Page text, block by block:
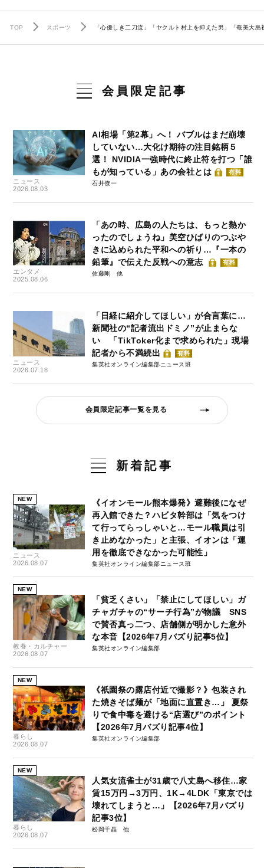
TOP スポーツ 「心優しき二刀流」「ヤクルト村上を抑えた男」「奄美大
会員限定記事
ニュース
2026.08.03
AI相場「第2幕」へ！ バブルはまだ崩壊
していない…大化け期待の注目銘柄５
選！ NVIDIA一強時代に終止符を打つ「誰
もが知っている」あの会社とは
有料
石井僚一
エンタメ
2025.08.06
「あの時、広島の人たちは、もっと熱か
ったのでしょうね」美空ひばりのつぶや
きに込められた平和への祈り…『一本の
鉛筆』で伝えた反戦への意志
有料
佐藤剛
ニュース
2026.07.18
「日経に紹介してほしい」が合言葉に…
新聞社の“記者流出ドミノ”が止まらな
い 「TikToker化まで求められた」現場
記者から不満続出
有料
集英社オンライン編集部ニュース班
会員限定記事一覧を見る
新着記事
NEW
ニュース
2026.08.07
《イオンモール熊本爆発》避難後になぜ
再入館できた？ハビタ幹部は「気をつけ
て行ってらっしゃいと…モール職員は引
き止めなかった」と主張、イオンは「運
用を徹底できなかった可能性」
集英社オンライン編集部ニュース班
NEW
教養・カルチャー
2026.08.07
「貧乏くさい」「禁止にしてほしい」ガ
チャガチャの“サーチ行為”が物議 SNS
で賛否真っ二つ、店舗側が明かした意外
な本音【2026年7月バズり記事5位】
集英社オンライン編集部
NEW
暮らし
2026.08.07
《祇園祭の露店付近で撮影？》包装され
た焼きそば麺が「地面に直置き…」 夏祭
りで食中毒を避ける“店選び”のポイント
【2026年7月バズり記事4位】
集英社オンライン編集部
NEW
暮らし
2026.08.07
人気女流雀士が31歳で八丈島へ移住…家
賃15万円→3万円、1K→4LDK「東京では
壊れてしまうと…」【2026年7月バズり
記事3位】
松岡千晶